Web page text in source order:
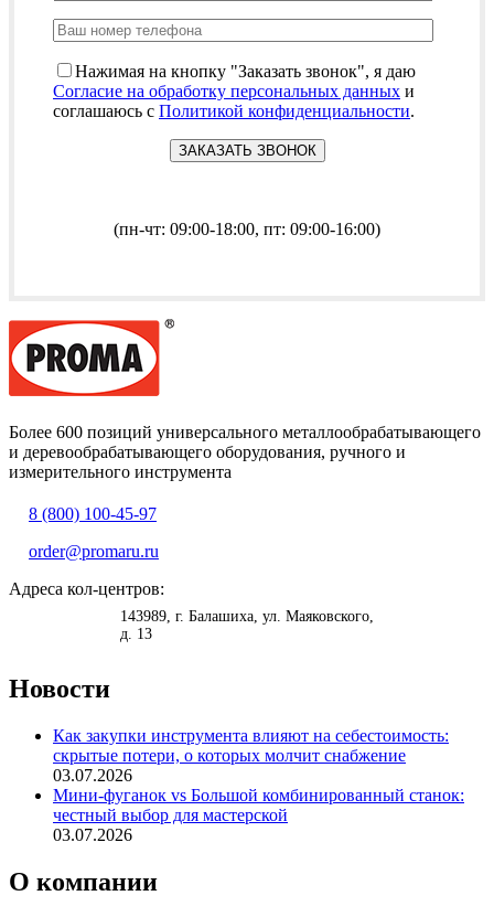
Нажимая на кнопку "Заказать звонок", я даю
Согласие на обработку персональных данных и
соглашаюсь с Политикой конфиденциальности.
(пн-чт: 09:00-18:00, пт: 09:00-16:00)
Более 600 позиций универсального металлообрабатывающего
и деревообрабатывающего оборудования, ручного и
измерительного инструмента
8 (800) 100-45-97
order@promaru.ru
Адреса кол-центров:
143989 , г. Балашиха ул. Маяковского,
д. 13
Новости
Как закупки инструмента влияют на себестоимость:
скрытые потери, о которых молчит снабжение
03.07.2026
Мини-фуганок vs Большой комбинированный станок:
честный выбор для мастерской
03.07.2026
О компании